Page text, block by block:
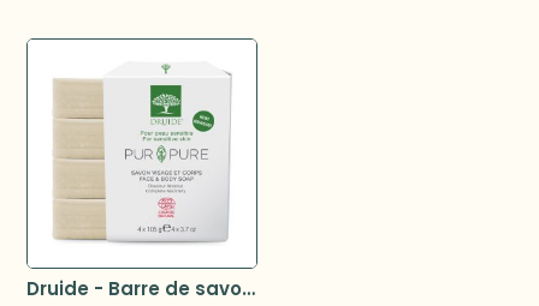
Druide - Barre de savon-